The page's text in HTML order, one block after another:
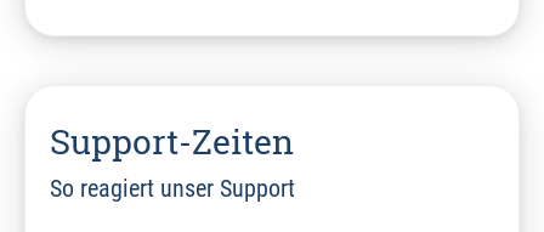
Support-Zeiten
So reagiert unser Support